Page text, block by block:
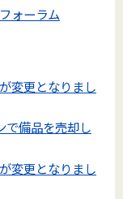
ォーラム
変更となりまし
で備品を売却し
変更となりまし